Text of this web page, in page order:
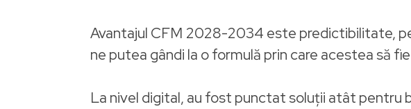
Avantajul CFM 2028-2034 este predictibilitate,
ne putea gândi la o formulă prin care acestea să
La nivel digital, au fost punctat soluții atât pentru